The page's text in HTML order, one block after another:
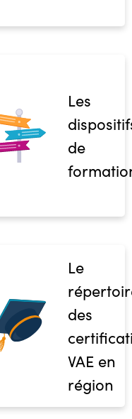
Les
de
Le
des
VAE en
région